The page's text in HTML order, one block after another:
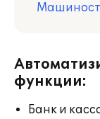
функции:
Банк и